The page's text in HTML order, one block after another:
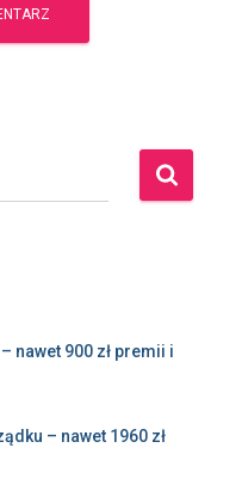
nawet 900 zł premii i
– nawet 1960 zł